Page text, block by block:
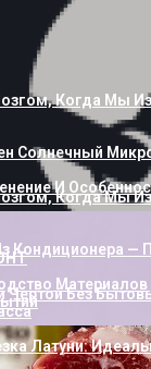
Когда Мы
Солнечный
И
Когда Мы
Кондиционера —
Чертой Без
Латуни: